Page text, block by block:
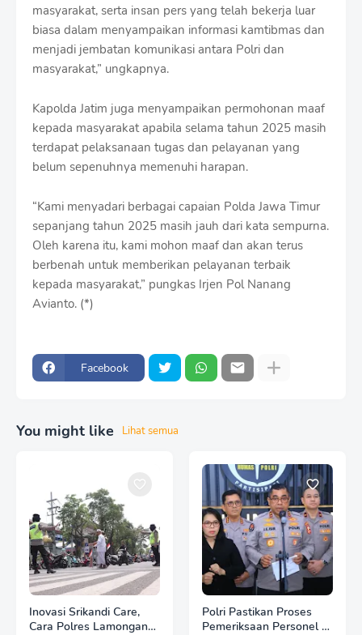
masyarakat, serta insan pers yang telah bekerja luar
biasa dalam menyampaikan informasi kamtibmas dan
menjadi jembatan komunikasi antara Polri dan
masyarakat,” ungkapnya.
Kapolda Jatim juga menyampaikan permohonan maaf
kepada masyarakat apabila selama tahun 2025 masih
terdapat pelaksanaan tugas dan pelayanan yang
belum sepenuhnya memenuhi harapan.
“Kami menyadari berbagai capaian Polda Jawa Timur
sepanjang tahun 2025 masih jauh dari kata sempurna.
Oleh karena itu, kami mohon maaf dan akan terus
berbenah untuk memberikan pelayanan terbaik
kepada masyarakat,” pungkas Irjen Pol Nanang
Avianto. (*)
Facebook
You might like Lihat semua
Inovasi Srikandi Care,
Cara Polres Lamongan
Polri Pastikan Proses
Pemeriksaan Personel di